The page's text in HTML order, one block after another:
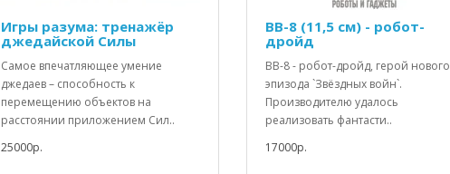
Игры разума: тренажёр
джедайской Силы
Самое впечатляющее умение
джедаев – способность к
перемещению объектов на
расстоянии приложением Сил..
25000р.
BB-8 (11,5 см) - робот-
дройд
BB-8 - робот-дройд, герой нового
эпизода `Звёздных войн`.
Производителю удалось
реализовать фантасти..
17000р.